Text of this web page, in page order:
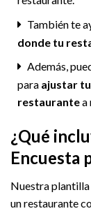
También te
donde tu
Además,
para ajustar
restaurantea
¿Qué
Encuesta
Nuestra plantilla
un restaurante